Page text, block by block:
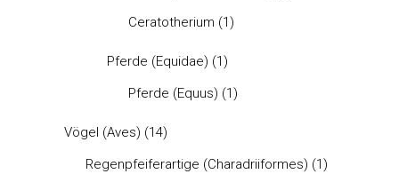
Ceratotherium (1)
Pferde (Equidae) (1)
Pferde (Equus) (1)
Vögel (Aves) (14)
Regenpfeiferartige (Charadriiformes) (1)